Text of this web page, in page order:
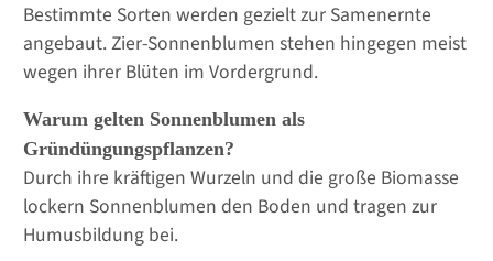
Bestimmte Sorten werden gezielt zur Samenernte
angebaut. Zier-Sonnenblumen stehen hingegen meist
wegen ihrer Blüten im Vordergrund.
Warum gelten Sonnenblumen als
Gründüngungspflanzen?
Durch ihre kräftigen Wurzeln und die große Biomasse
lockern Sonnenblumen den Boden und tragen zur
Humusbildung bei.